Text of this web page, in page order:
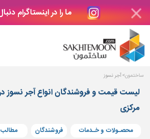
ما را در اینستاگرام
دکوراسیون
بتن
های
بتنی
پنجره
ساختمون آجر نسوز
لیست قیمت و فروشندگان انواع آجر نسوز
مرکزی
محصـولات و خـدمات فروشندگان